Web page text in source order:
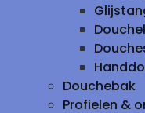
Douchebak
Profielen &